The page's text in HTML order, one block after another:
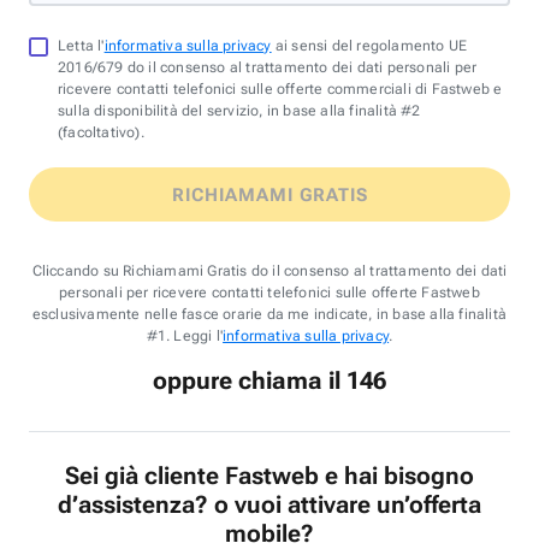
Letta l'informativa sulla privacy ai sensi del regolamento UE
2016/679 do il consenso al trattamento dei dati personali per
ricevere contatti telefonici sulle offerte commerciali di Fastweb e
sulla disponibilità del servizio, in base alla finalità #2
(facoltativo).
RICHIAMAMI GRATIS
Cliccando su Richiamami Gratis do il consenso al trattamento dei dati
personali per ricevere contatti telefonici sulle offerte Fastweb
esclusivamente nelle fasce orarie da me indicate, in base alla finalità
#1. Leggi l'informativa sulla privacy.
oppure chiama il 146
Sei già cliente Fastweb e hai bisogno
d’assistenza? o vuoi attivare un’offerta
mobile?